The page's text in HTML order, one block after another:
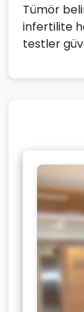
Tümör
infertilite
testler